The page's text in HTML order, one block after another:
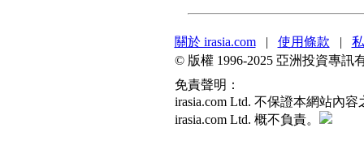
關於 irasia.com| 使用條款 |
© 版權 1996-2025 亞洲投資專訊
免責聲明：
irasia.com Ltd. 不保證本網站內
irasia.com Ltd. 概不負責。